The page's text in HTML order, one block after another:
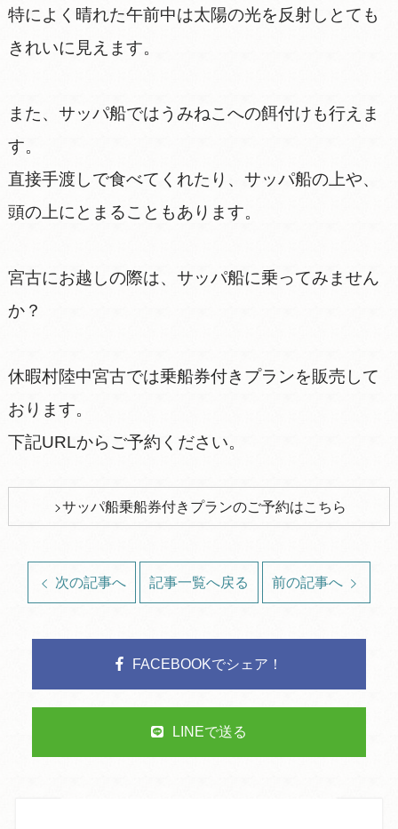
特によく晴れた午前中は太陽の光を反射しとても
きれいに見えます。
また、サッパ船ではうみねこへの餌付けも行えま
す。
直接手渡しで食べてくれたり、サッパ船の上や、
頭の上にとまることもあります。
宮古にお越しの際は、サッパ船に乗ってみません
か？
休暇村陸中宮古では乗船券付きプランを販売して
おります。
下記URLからご予約ください。
サッパ船乗船券付きプランのご予約はこちら
次の記事へ 記事一覧へ戻る 前の記事へ
FACEBOOKでシェア！
LINEで送る